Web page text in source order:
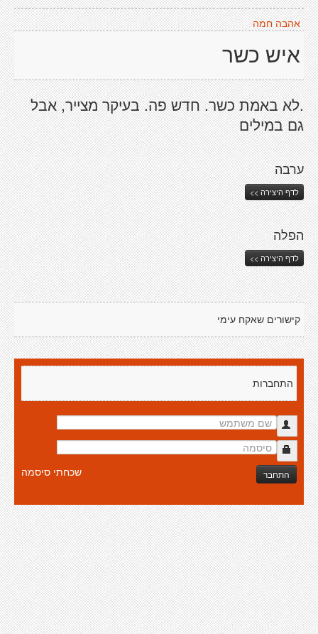
אהבה חמה
איש כשר
.לא באמת כשר. חדש פה. בעיקר מצייר, אבל
גם במילים
ערבה
לדף היצירה >>
הפלה
לדף היצירה >>
קישורים שאקח עימי
התחברות
התחבר שכחתי סיסמה